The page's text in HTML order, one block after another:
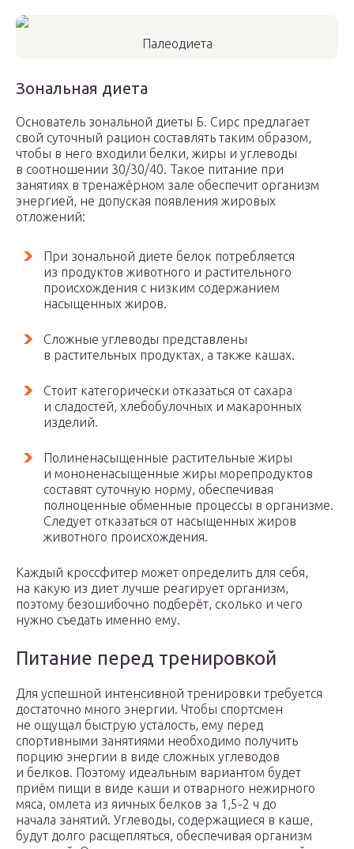
Палеодиета
Зональная диета
Основатель зональной диеты Б. Сирс предлагает
свой суточный рацион составлять таким образом,
чтобы в него входили белки, жиры и углеводы
в соотношении 30/30/40. Такое питание при
занятиях в тренажёрном зале обеспечит организм
энергией, не допуская появления жировых
отложений:
При зональной диете белок потребляется
из продуктов животного и растительного
происхождения с низким содержанием
насыщенных жиров.
Сложные углеводы представлены
в растительных продуктах, а также кашах.
Стоит категорически отказаться от сахара
и сладостей, хлебобулочных и макаронных
изделий.
Полиненасыщенные растительные жиры
и мононенасыщенные жиры морепродуктов
составят суточную норму, обеспечивая
полноценные обменные процессы в организме.
Следует отказаться от насыщенных жиров
животного происхождения.
Каждый кроссфитер может определить для себя,
на какую из диет лучше реагирует организм,
поэтому безошибочно подберёт, сколько и чего
нужно съедать именно ему.
Питание перед тренировкой
Для успешной интенсивной тренировки требуется
достаточно много энергии. Чтобы спортсмен
не ощущал быструю усталость, ему перед
спортивными занятиями необходимо получить
порцию энергии в виде сложных углеводов
и белков. Поэтому идеальным вариантом будет
приём пищи в виде каши и отварного нежирного
мяса, омлета из яичных белков за 1,5-2 ч до
начала занятий. Углеводы, содержащиеся в каше,
будут долго расщепляться, обеспечивая организм